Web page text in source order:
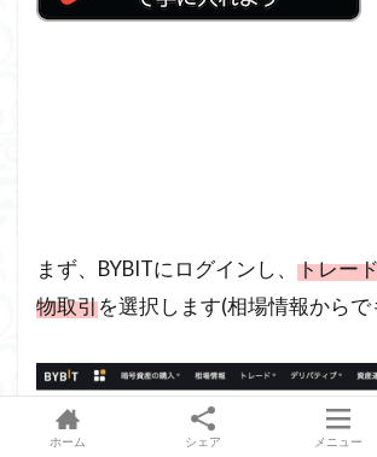
まず、BYBITにログインし、 トレー
物取引を選択します(相場情報からで
ホーム シェア メニュー